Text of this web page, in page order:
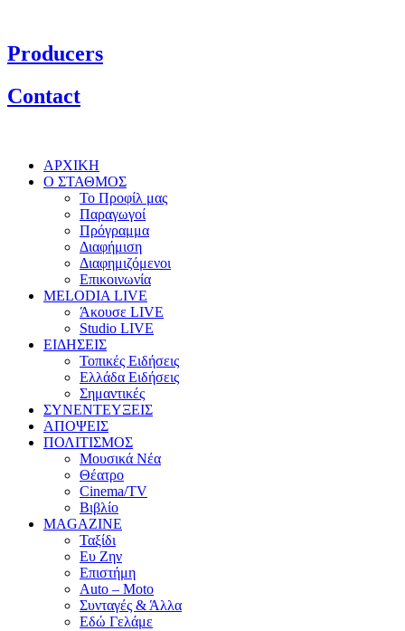
Producers
Contact
ΑΡΧΙΚΗ
Ο ΣΤΑΘΜΟΣ
Το Προφίλ μας
Παραγωγοί
Πρόγραμμα
Διαφήμιση
Διαφημιζόμενοι
Επικοινωνία
MELODIA LIVE
Άκουσε LIVE
Studio LIVE
ΕΙΔΗΣΕΙΣ
Τοπικές Ειδήσεις
Ελλάδα Ειδήσεις
Σημαντικές
ΣΥΝΕΝΤΕΥΞΕΙΣ
ΑΠΟΨΕΙΣ
ΠΟΛΙΤΙΣΜΟΣ
Μουσικά Νέα
Θέατρο
Cinema/TV
Βιβλίο
MAGAZINE
Ταξίδι
Ευ Ζην
Επιστήμη
Auto – Moto
Συνταγές & Άλλα
Εδώ Γελάμε